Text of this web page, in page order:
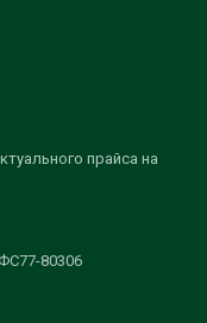
прайса на
80306